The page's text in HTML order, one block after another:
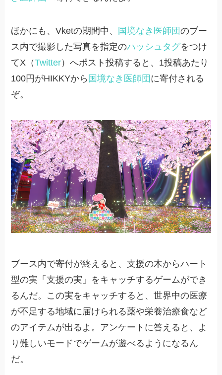
ほかにも、Vketの期間中、 国境なき医師団のブー
ス内で撮影した写真を指定のハッシュタグをつけ
てX（Twitter）へポスト投稿すると、1投稿あたり
100円がHIKKYから 国境なき医師団 に寄付される
ぞ。
ブース内で寄付が終えると、支援の木からハート
型の実「支援の実」をキャッチするゲームができ
るんだ。この実をキャッチすると、世界中の医療
が不足する地域に届けられる薬や栄養治療食など
のアイテムが出るよ。アンケートに答えると、よ
り難しいモードでゲームが遊べるようになるん
だ。